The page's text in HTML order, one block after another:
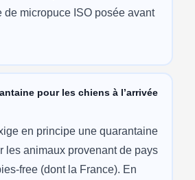
de micropuce ISO posée avant
pour les chiens à l’arrivée
en principe une quarantaine
les animaux provenant de pays
free (dont la France). En